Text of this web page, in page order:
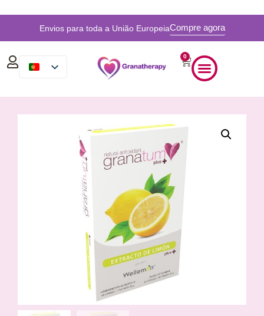
Envios para toda a União EuropeiaCompre agora
0